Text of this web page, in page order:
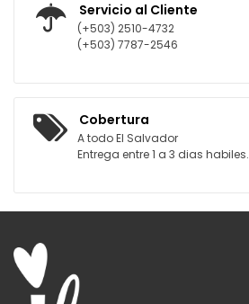
Servicio al Cliente
(+503) 2510-4732
(+503) 7787-2546
Cobertura
A todo El Salvador
Entrega entre 1 a 3 dias habiles.